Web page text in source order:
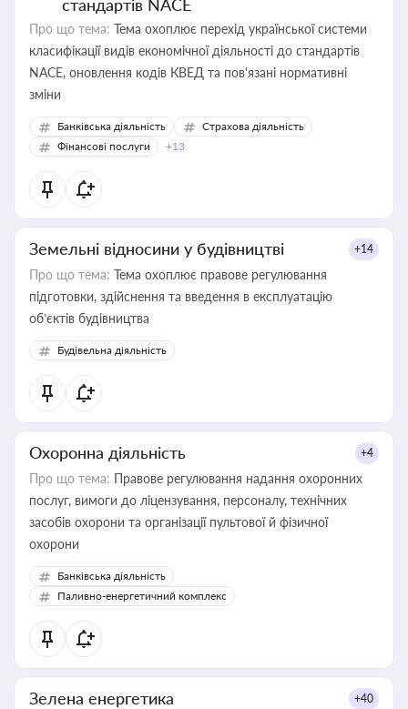
стандартів NACE
Про що тема: Тема охоплює перехід української системи
класифікації видів економічної діяльності до стандартів
NACE, оновлення кодів КВЕД та пов'язані нормативні
зміни
Банківська діяльність
Страхова діяльність
Фінансові послуги
+13
Земельні відносини у будівництві +14
Про що тема: Тема охоплює правове регулювання
підготовки, здійснення та введення в експлуатацію
об’єктів будівництва
Будівельна діяльність
Охоронна діяльність +4
Про що тема: Правове регулювання надання охоронних
послуг, вимоги до ліцензування, персоналу, технічних
засобів охорони та організації пультової й фізичної
охорони
Банківська діяльність
Паливно-енергетичний комплекс
Зелена енергетика +40